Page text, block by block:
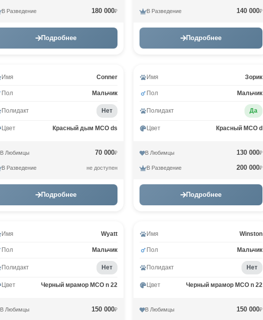
В Разведение 180 000₽
Подробнее
В Разведение 140 000₽
Подробнее
Имя Conner
Пол Мальчик
Полидакт Нет
Цвет Красный дым MCO ds
В Любимцы 70 000₽
В Разведение не доступен
Подробнее
Имя Зорик
Пол Мальчик
Полидакт Да
Цвет Красный MCO d
В Любимцы 130 000₽
В Разведение 200 000₽
Подробнее
Имя Wyatt
Пол Мальчик
Полидакт Нет
Цвет Черный мрамор MCO n 22
В Любимцы 150 000₽
Имя Winston
Пол Мальчик
Полидакт Нет
Цвет Черный мрамор MCO n 22
В Любимцы 150 000₽